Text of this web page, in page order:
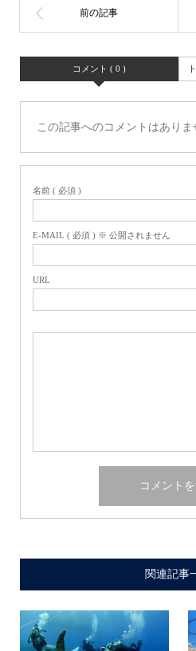
コメント ( 0 )
この記事へのコメントはありま
名前 ( 必須 )
E-MAIL ( 必須 ) ※ 公開されません
URL
関連記事